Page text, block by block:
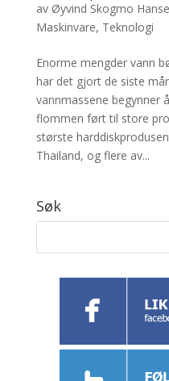
av Øyvind Skogmo
Maskinvare, Teknologi
Enorme mengder vann
har det gjort de siste
vannmassene begynner
flommen ført til store
største
Thailand, og flere av...
Søk